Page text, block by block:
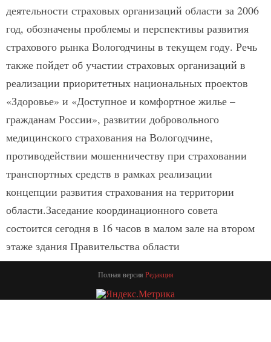
деятельности страховых организаций области за 2006
год, обозначены проблемы и перспективы развития
страхового рынка Вологодчины в текущем году. Речь
также пойдет об участии страховых организаций в
реализации приоритетных национальных проектов
«Здоровье» и «Доступное и комфортное жилье –
гражданам России», развитии добровольного
медицинского страхования на Вологодчине,
противодействии мошенничеству при страховании
транспортных средств в рамках реализации
концепции развития страхования на территории
области.Заседание координационного совета
состоится сегодня в 16 часов в малом зале на втором
этаже здания Правительства области
Полная версия Редакция